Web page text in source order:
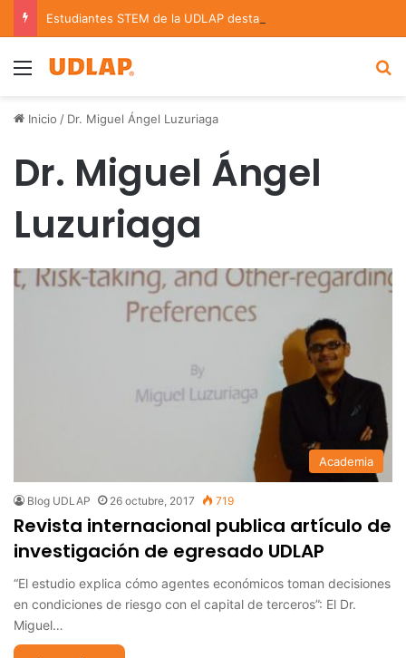
Menu
Inicio / Dr. Miguel Ángel Luzuriaga
Dr. Miguel Ángel
Luzuriaga
Academia
Blog UDLAP 26 octubre, 2017 719
Revista internacional publica artículo de
investigación de egresado UDLAP
“El estudio explica cómo agentes económicos toman decisiones
en condiciones de riesgo con el capital de terceros”: El Dr.
Miguel…